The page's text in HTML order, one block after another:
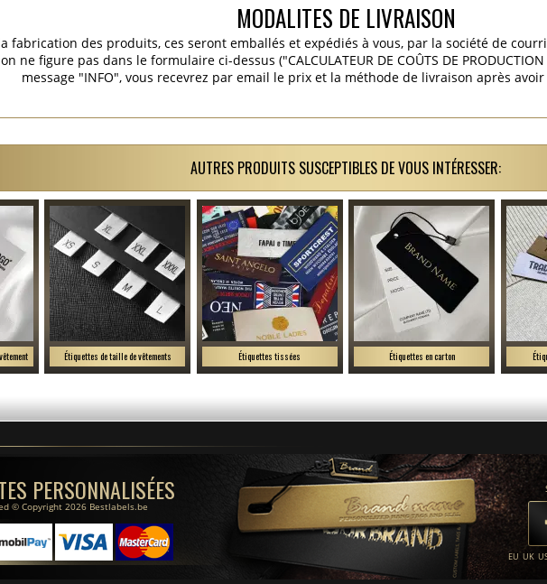
MODALITES DE LIVRAISON
fabrication des produits, ces seront emballés et expédiés à vous, par la société de
ne figure pas dans le formulaire ci-dessus ("CALCULATEUR DE COÛTS DE
message "INFO", vous recevrez par email le prix et la méthode de livraison après
AUTRES PRODUITS SUSCEPTIBLES DE VOUS INTÉRESSER:
Étiquettes de taille de vêtements Étiquettes tissées Étiquettes en carton
PERSONNALISÉES
© Copyright 2026 Bestlabels.be
EU UK